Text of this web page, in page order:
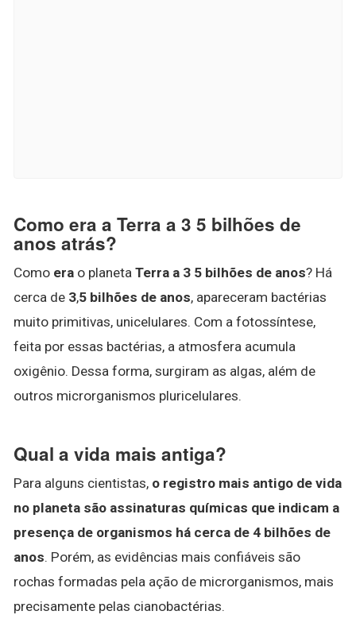
Como era a Terra a 3 5 bilhões de
anos atrás?
Como era o planeta Terra a 3 5 bilhões de anos? Há
cerca de 3,5 bilhões de anos, apareceram bactérias
muito primitivas, unicelulares. Com a fotossíntese,
feita por essas bactérias, a atmosfera acumula
oxigênio. Dessa forma, surgiram as algas, além de
outros microrganismos pluricelulares.
Qual a vida mais antiga?
Para alguns cientistas, o registro mais antigo de vida
no planeta são assinaturas químicas que indicam a
presença de organismos há cerca de 4 bilhões de
anos. Porém, as evidências mais confiáveis são
rochas formadas pela ação de microrganismos, mais
precisamente pelas cianobactérias.